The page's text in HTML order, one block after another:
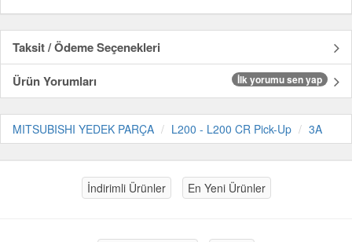
Taksit / Ödeme Seçenekleri
Ürün Yorumları
İlk yorumu sen yap
MITSUBISHI YEDEK PARÇA L200 - L200 CR Pick-Up 3A
İndirimli Ürünler En Yeni Ürünler